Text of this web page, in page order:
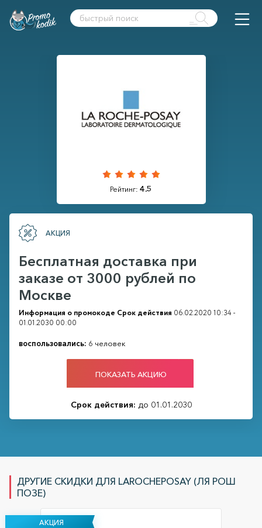
Рейтинг: 4.5
АКЦИЯ
Бесплатная доставка при
заказе от 3000 рублей по
Москве
Информация о промокоде Срок действия 06.02.2020 10:34 -
01.01.2030 00:00
воспользовались: 6 человек
ПОКАЗАТЬ АКЦИЮ
Срок действия: до 01.01.2030
ДРУГИЕ СКИДКИ ДЛЯ LAROCHEPOSAY (ЛЯ РОШ
ПОЗЕ)
АКЦИЯ